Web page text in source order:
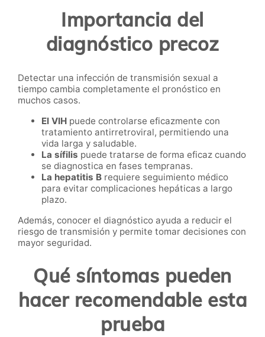
Importancia del
diagnóstico precoz
Detectar una infección de transmisión sexual a
tiempo cambia completamente el pronóstico en
muchos casos.
El VIH puede controlarse eficazmente con
tratamiento antirretroviral, permitiendo una
vida larga y saludable.
La sífilis puede tratarse de forma eficaz cuando
se diagnostica en fases tempranas.
La hepatitis B requiere seguimiento médico
para evitar complicaciones hepáticas a largo
plazo.
Además, conocer el diagnóstico ayuda a reducir el
riesgo de transmisión y permite tomar decisiones con
mayor seguridad.
Qué síntomas pueden
hacer recomendable esta
prueba